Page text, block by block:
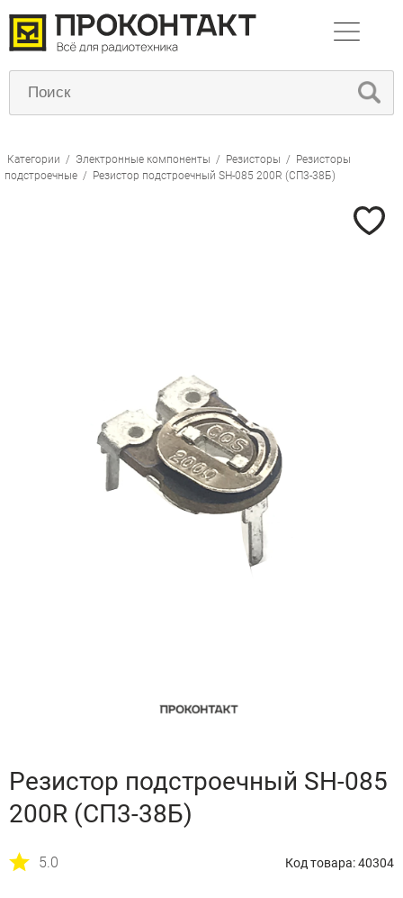
Категории / Электронные компоненты / Резисторы / Резисторы
подстроечные / Резистор подстроечный SH-085 200R (СП3-38Б)
Резистор подстроечный SH-085
200R (СП3-38Б)
5.0 Код товара: 40304